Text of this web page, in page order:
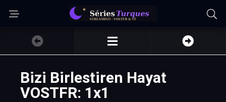
Bizi Birlestiren Hayat
VOSTFR: 1x1